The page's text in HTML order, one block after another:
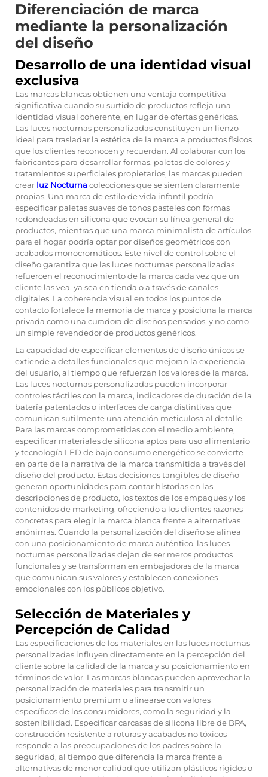
Diferenciación de marca
mediante la personalización
del diseño
Desarrollo de una identidad visual
exclusiva
Las marcas blancas obtienen una ventaja competitiva
significativa cuando su surtido de productos refleja una
identidad visual coherente, en lugar de ofertas genéricas.
Las luces nocturnas personalizadas constituyen un lienzo
ideal para trasladar la estética de la marca a productos físicos
que los clientes reconocen y recuerdan. Al colaborar con los
fabricantes para desarrollar formas, paletas de colores y
tratamientos superficiales propietarios, las marcas pueden
crear luz Nocturna colecciones que se sienten claramente
propias. Una marca de estilo de vida infantil podría
especificar paletas suaves de tonos pasteles con formas
redondeadas en silicona que evocan su línea general de
productos, mientras que una marca minimalista de artículos
para el hogar podría optar por diseños geométricos con
acabados monocromáticos. Este nivel de control sobre el
diseño garantiza que las luces nocturnas personalizadas
refuercen el reconocimiento de la marca cada vez que un
cliente las vea, ya sea en tienda o a través de canales
digitales. La coherencia visual en todos los puntos de
contacto fortalece la memoria de marca y posiciona la marca
privada como una curadora de diseños pensados, y no como
un simple revendedor de productos genéricos.
La capacidad de especificar elementos de diseño únicos se
extiende a detalles funcionales que mejoran la experiencia
del usuario, al tiempo que refuerzan los valores de la marca.
Las luces nocturnas personalizadas pueden incorporar
controles táctiles con la marca, indicadores de duración de la
batería patentados o interfaces de carga distintivas que
comunican sutilmente una atención meticulosa al detalle.
Para las marcas comprometidas con el medio ambiente,
especificar materiales de silicona aptos para uso alimentario
y tecnología LED de bajo consumo energético se convierte
en parte de la narrativa de la marca transmitida a través del
diseño del producto. Estas decisiones tangibles de diseño
generan oportunidades para contar historias en las
descripciones de producto, los textos de los empaques y los
contenidos de marketing, ofreciendo a los clientes razones
concretas para elegir la marca blanca frente a alternativas
anónimas. Cuando la personalización del diseño se alinea
con una posicionamiento de marca auténtico, las luces
nocturnas personalizadas dejan de ser meros productos
funcionales y se transforman en embajadoras de la marca
que comunican sus valores y establecen conexiones
emocionales con los públicos objetivo.
Selección de Materiales y
Percepción de Calidad
Las especificaciones de los materiales en las luces nocturnas
personalizadas influyen directamente en la percepción del
cliente sobre la calidad de la marca y su posicionamiento en
términos de valor. Las marcas blancas pueden aprovechar la
personalización de materiales para transmitir un
posicionamiento premium o alinearse con valores
específicos de los consumidores, como la seguridad y la
sostenibilidad. Especificar carcasas de silicona libre de BPA,
construcción resistente a roturas y acabados no tóxicos
responde a las preocupaciones de los padres sobre la
seguridad, al tiempo que diferencia la marca frente a
alternativas de menor calidad que utilizan plásticos rígidos o